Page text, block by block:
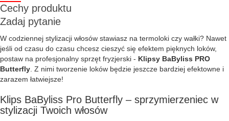
Cechy produktu
Zadaj pytanie
W codziennej stylizacji włosów stawiasz na termoloki czy wałki? Nawet
jeśli od czasu do czasu chcesz cieszyć się efektem pięknych loków,
postaw na profesjonalny sprzęt fryzjerski - Klipsy BaByliss PRO
Butterfly . Z nimi tworzenie loków będzie jeszcze bardziej efektowne i
zarazem łatwiejsze!
Klips BaByliss Pro Butterfly – sprzymierzeniec w
stylizacji Twoich włosów